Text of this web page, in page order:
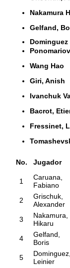
Nakamura
Gelfand,
Dominguez
Wang Hao
Giri, Anish
Ivanchuk
Bacrot,
Fressinet,
No. Jugador
1
Caruana,
Fabiano
2
Grischuk,
Alexander
3
Nakamura,
Hikaru
4
Gelfand,
Boris
5
Dominguez,
Leinier